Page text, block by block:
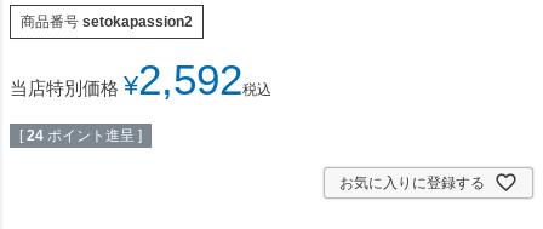
商品番号 setokapassion2
当店特別価格 ¥2,592税込
[ 24 ポイント進呈 ]
お気に入りに登録する